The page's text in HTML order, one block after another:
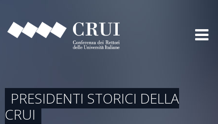
PRESIDENTI STORICI DELLA
CRUI